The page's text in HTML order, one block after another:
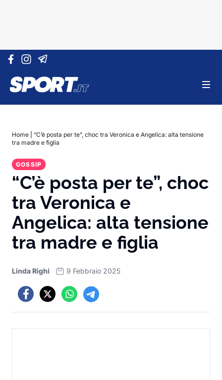
Vai al contenuto
Home
“C’è posta per te”, choc tra Veronica e Angelica: alta tensione
tra madre e figlia
GOSSIP
“C’è posta per te”, choc
tra Veronica e
Angelica: alta tensione
tra madre e figlia
Linda Righi 9 Febbraio 2025